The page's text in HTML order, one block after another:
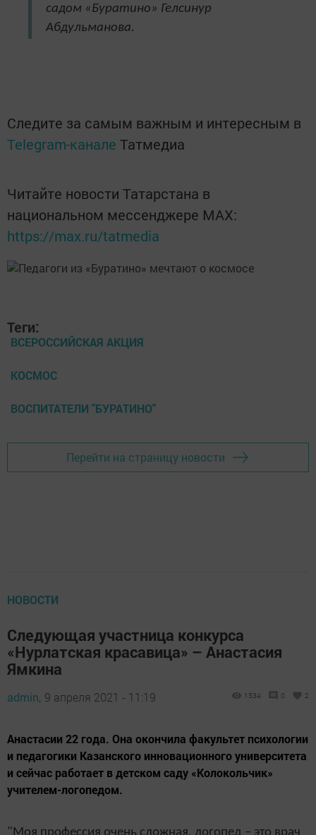
садом «Буратино» Гелсинур
Абдульманова.
Следите за самым важным и интересным в
Telegram-канале Татмедиа
Читайте новости Татарстана в
национальном мессенджере MАХ:
https://max.ru/tatmedia
Теги:
ВСЕРОССИЙСКАЯ АКЦИЯ
КОСМОС
ВОСПИТАТЕЛИ "БУРАТИНО"
Перейти на страницу новости
НОВОСТИ
Следующая участница конкурса
«Нурлатская красавица» – Анастасия
Ямкина
admin, 9 апреля 2021 - 11:19 1534 0 2
Анастасии 22 года. Она окончила факультет психологии
и педагогики Казанского инновационного университета
и сейчас работает в детском саду «Колокольчик»
учителем-логопедом.